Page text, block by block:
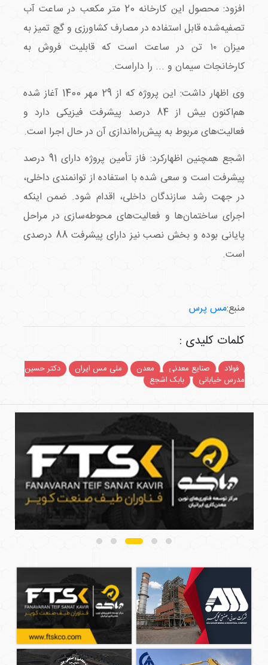
افزود: محصول این کارخانه 20 متر مکعب در ساعت آب
تصفیه‌شده قابل استفاده در مصارف کشاورزی و گچ تمیز به
میزان ۱۰ تن در ساعت است که قابلیت فروش به
کارخانجات سیمان و ... را داراست.
وی اظهار داشت: این پروژه که از 29 مهر 1400 آغاز شده
هم‌اکنون بیش از 84 درصد پیشرفت فیزیکی دارد و
فعالیت‌های مربوط به پیش‌راه‌اندازی آن در حال اجرا است.
اشجع همچنین اظهارکرد: فاز تأمین پروژه دارای 91 درصد
پیشرفت است و سعی شده با استفاده از توانمندی داخلی،
در جهت رشد سازندگان داخلی، اقدام شود. ضمن اینکه
اجرای ساختمان‌ها و فعالیت‌های محوطه‌سازی در مراحل
پایانی بوده و بخش نصب نیز دارای پیشرفت 88 درصدی
است.
منبع:مس پرس
کلمات کلیدی :
فولاد صنایع معدنی معدن ملی مس ایران
دکتر حسین
مدرس خیابانی
بابک اشجع